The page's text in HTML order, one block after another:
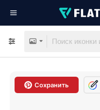
Сохранить